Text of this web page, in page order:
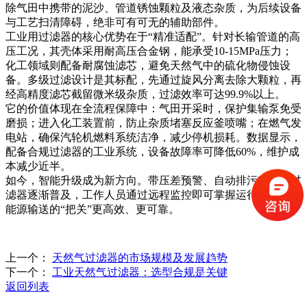
除气田中携带的泥沙、管道锈蚀颗粒及液态杂质，为后续设备
与工艺扫清障碍，绝非可有可无的辅助部件。
工业用过滤器的核心优势在于“精准适配”。针对长输管道的高
压工况，其壳体采用耐高压合金钢，能承受10-15MPa压力；
化工领域则配备耐腐蚀滤芯，避免天然气中的硫化物侵蚀设
备。多级过滤设计是其标配，先通过旋风分离去除大颗粒，再
经高精度滤芯截留微米级杂质，过滤效率可达99.9%以上。
它的价值体现在全流程保障中：气田开采时，保护集输泵免受
磨损；进入化工装置前，防止杂质堵塞反应釜喷嘴；在燃气发
电站，确保汽轮机燃料系统洁净，减少停机损耗。数据显示，
配备合规过滤器的工业系统，设备故障率可降低60%，维护成
本减少近半。
如今，智能升级成为新方向。带压差预警、自动排污功能的过
滤器逐渐普及，工作人员通过远程监控即可掌握运行状态，让
能源输送的“把关”更高效、更可靠。
上一个：
天然气过滤器的市场规模及发展趋势
下一个：
工业天然气过滤器：选型合规是关键
返回列表